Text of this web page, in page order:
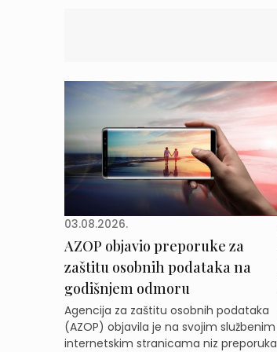
03.08.2026.
AZOP objavio preporuke za
zaštitu osobnih podataka na
godišnjem odmoru
Agencija za zaštitu osobnih podataka
(AZOP) objavila je na svojim službenim
internetskim stranicama niz preporuka